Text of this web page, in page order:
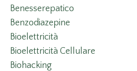
Benesserepatico
Benzodiazepine
Bioelettricità
Bioelettricità Cellulare
Biohacking